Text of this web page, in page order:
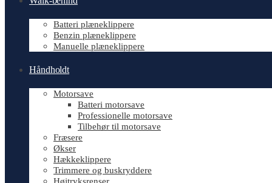
Batteri plæneklippere
Benzin plæneklippere
Manuelle plæneklippere
Håndholdt
Motorsave
Batteri motorsave
Professionelle motorsave
Tilbehør til motorsave
Fræsere
Økser
Hækkeklippere
Trimmere og buskryddere